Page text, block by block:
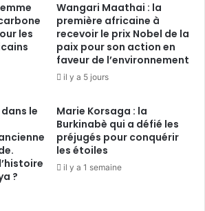
les
Wangari Maathai : la
première africaine à
recevoir le prix Nobel de la
paix pour son action en
faveur de l’environnement
il y a 5 jours
le
?
Marie Korsaga : la
Burkinabè qui a défié les
préjugés pour conquérir
les étoiles
il y a 1 semaine